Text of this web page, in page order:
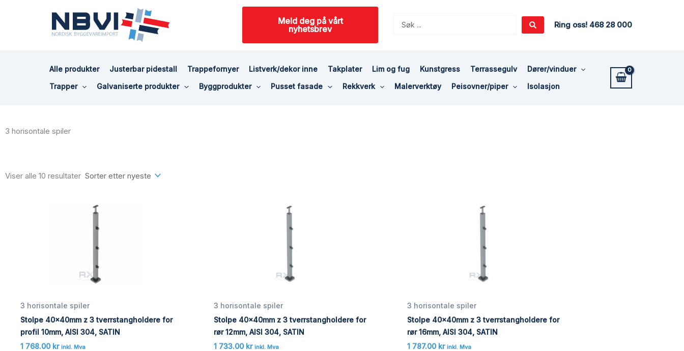
Meld deg på vårt
nyhetsbrev
Search
Ring oss! 468 28 000
Alle produkter Justerbar pidestall Trappefornyer Listverk/dekor inne Takplater Lim og fug Kunstgress Terrassegulv
Dører/vinduer
Trapper
Galvaniserte produkter Byggprodukter Pusset fasade Rekkverk Malerverktøy Peisovner/piper Isolasjon
3 horisontale spiler
Viser alle 10 resultater
3 horisontale spiler
Stolpe 40x40mm z 3 tverrstangholdere for
profil 10mm, AISI 304, SATIN
1 768.00 kr inkl. Mva
3 horisontale spiler
Stolpe 40x40mm z 3 tverrstangholdere for
rør 12mm, AISI 304, SATIN
1 733.00 kr inkl. Mva
3 horisontale spiler
Stolpe 40x40mm z 3 tverrstangholdere for
rør 16mm, AISI 304, SATIN
1 787.00 kr inkl. Mva